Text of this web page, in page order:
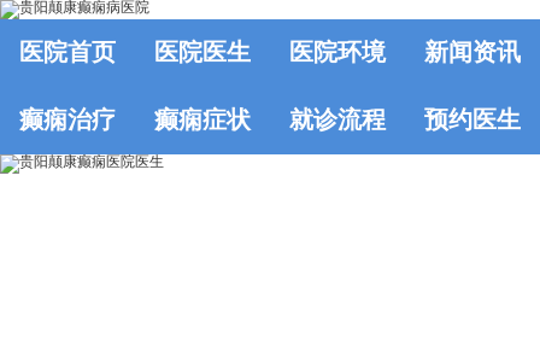
医院首页 医院医生 医院环境 新闻资讯
癫痫治疗 癫痫症状 就诊流程 预约医生